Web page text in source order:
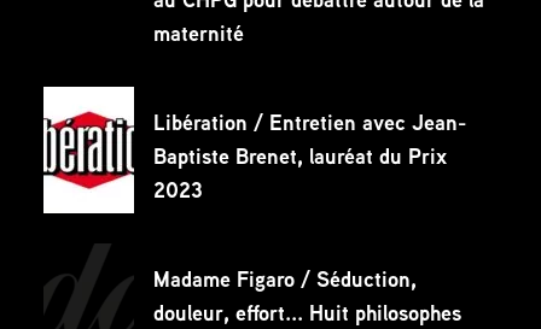
maternité
Libération / Entretien avec Jean-
Baptiste Brenet, lauréat du Prix
2023
Madame Figaro / Séduction,
douleur, effort... Huit philosophes